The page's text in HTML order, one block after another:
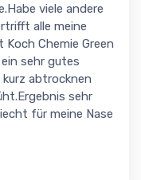
viele andere
alle meine
Chemie Green
sehr gutes
abtrocknen
sehr
für meine Nase